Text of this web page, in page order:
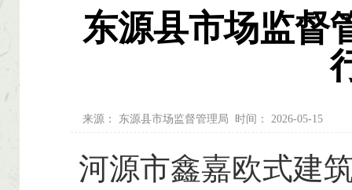
东源县市场监督
来源： 东源县市场监督管理局 时间： 2026-05-15
河源市鑫嘉欧式建